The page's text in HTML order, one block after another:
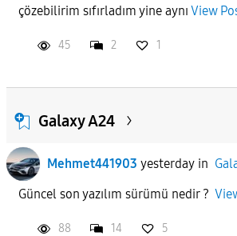
çözebilirim sıfırladım yine aynı View
45 2 1
Galaxy A24
Mehmet441903 yesterdayin
Güncel son yazılım sürümü nedir ?
88 14 5